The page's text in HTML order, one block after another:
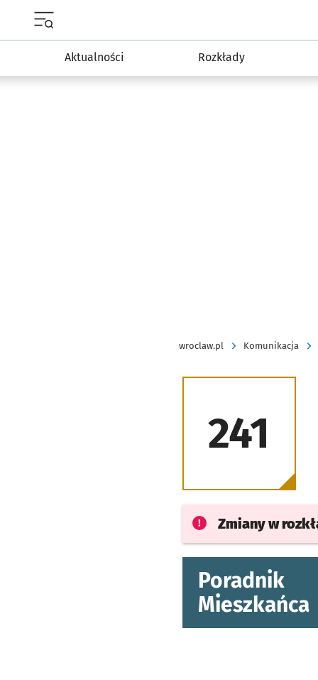
Aktualności Rozkłady
wroclaw.pl Komunikacja
241
Zmiany w
Poradnik
Mieszkańca